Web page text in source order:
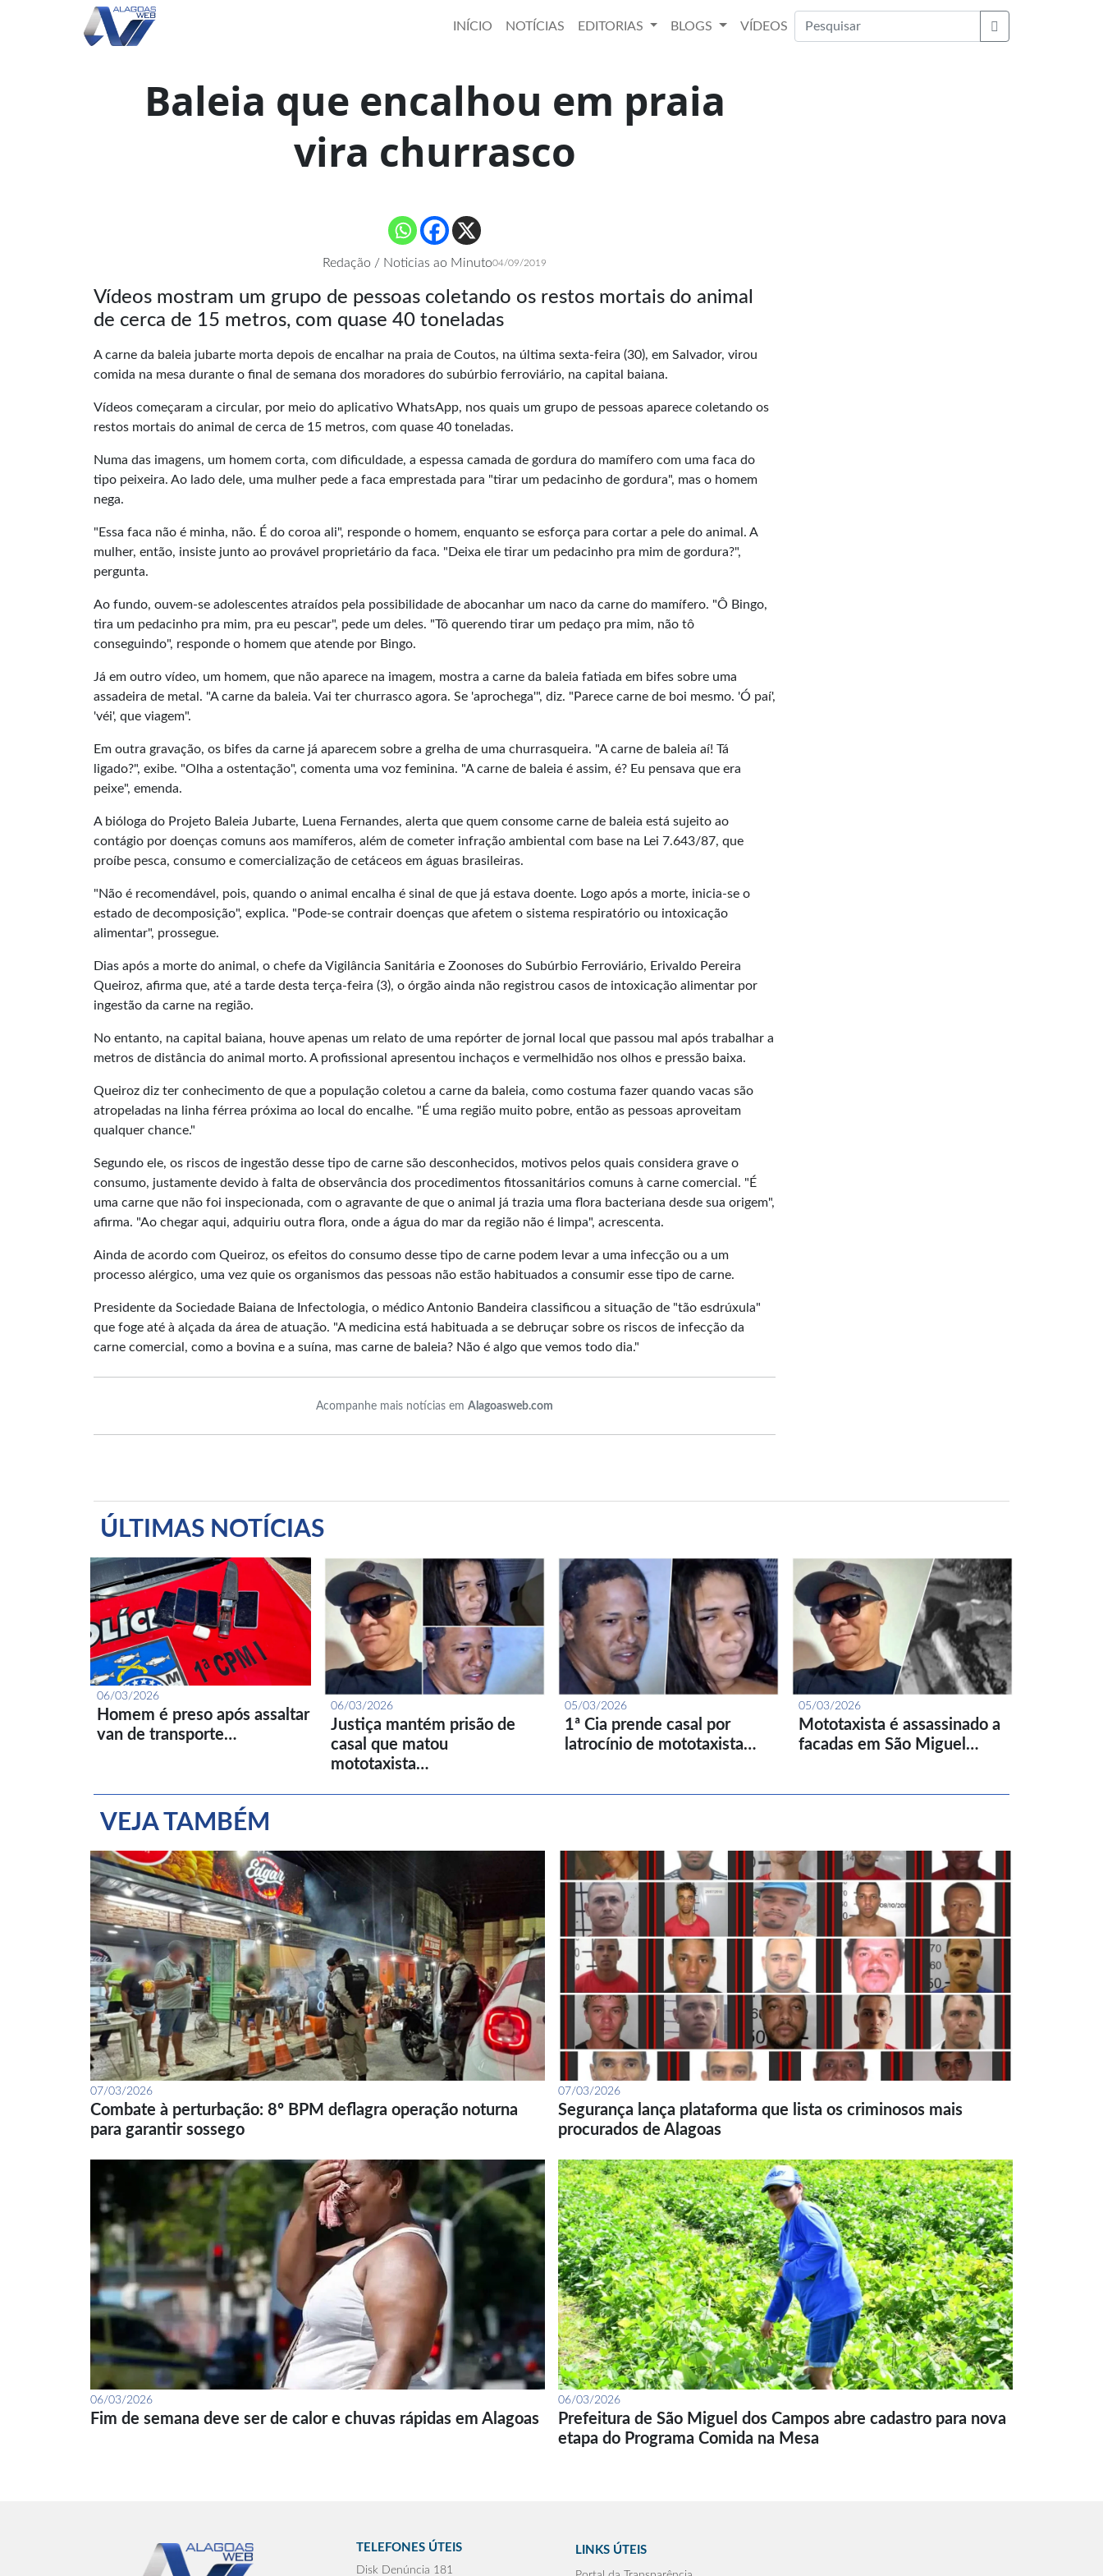
INÍCIO NOTÍCIAS EDITORIAS BLOGS
VÍDEOS
Buscar
Baleia que encalhou em praia
vira churrasco
Redação / Noticias ao Minuto04/09/2019
Vídeos mostram um grupo de pessoas coletando os restos mortais do animal
de cerca de 15 metros, com quase 40 toneladas
A carne da baleia jubarte morta depois de encalhar na praia de Coutos, na última sexta-feira (30), em Salvador, virou
comida na mesa durante o final de semana dos moradores do subúrbio ferroviário, na capital baiana.
Vídeos começaram a circular, por meio do aplicativo WhatsApp, nos quais um grupo de pessoas aparece coletando os
restos mortais do animal de cerca de 15 metros, com quase 40 toneladas.
Numa das imagens, um homem corta, com dificuldade, a espessa camada de gordura do mamífero com uma faca do
tipo peixeira. Ao lado dele, uma mulher pede a faca emprestada para "tirar um pedacinho de gordura", mas o homem
nega.
"Essa faca não é minha, não. É do coroa ali", responde o homem, enquanto se esforça para cortar a pele do animal. A
mulher, então, insiste junto ao provável proprietário da faca. "Deixa ele tirar um pedacinho pra mim de gordura?",
pergunta.
Ao fundo, ouvem-se adolescentes atraídos pela possibilidade de abocanhar um naco da carne do mamífero. "Ô Bingo,
tira um pedacinho pra mim, pra eu pescar", pede um deles. "Tô querendo tirar um pedaço pra mim, não tô
conseguindo", responde o homem que atende por Bingo.
Já em outro vídeo, um homem, que não aparece na imagem, mostra a carne da baleia fatiada em bifes sobre uma
assadeira de metal. "A carne da baleia. Vai ter churrasco agora. Se 'aprochega'", diz. "Parece carne de boi mesmo. 'Ó paí',
'véi', que viagem".
Em outra gravação, os bifes da carne já aparecem sobre a grelha de uma churrasqueira. "A carne de baleia aí! Tá
ligado?", exibe. "Olha a ostentação", comenta uma voz feminina. "A carne de baleia é assim, é? Eu pensava que era
peixe", emenda.
A bióloga do Projeto Baleia Jubarte, Luena Fernandes, alerta que quem consome carne de baleia está sujeito ao
contágio por doenças comuns aos mamíferos, além de cometer infração ambiental com base na Lei 7.643/87, que
proíbe pesca, consumo e comercialização de cetáceos em águas brasileiras.
"Não é recomendável, pois, quando o animal encalha é sinal de que já estava doente. Logo após a morte, inicia-se o
estado de decomposição", explica. "Pode-se contrair doenças que afetem o sistema respiratório ou intoxicação
alimentar", prossegue.
Dias após a morte do animal, o chefe da Vigilância Sanitária e Zoonoses do Subúrbio Ferroviário, Erivaldo Pereira
Queiroz, afirma que, até a tarde desta terça-feira (3), o órgão ainda não registrou casos de intoxicação alimentar por
ingestão da carne na região.
No entanto, na capital baiana, houve apenas um relato de uma repórter de jornal local que passou mal após trabalhar a
metros de distância do animal morto. A profissional apresentou inchaços e vermelhidão nos olhos e pressão baixa.
Queiroz diz ter conhecimento de que a população coletou a carne da baleia, como costuma fazer quando vacas são
atropeladas na linha férrea próxima ao local do encalhe. "É uma região muito pobre, então as pessoas aproveitam
qualquer chance."
Segundo ele, os riscos de ingestão desse tipo de carne são desconhecidos, motivos pelos quais considera grave o
consumo, justamente devido à falta de observância dos procedimentos fitossanitários comuns à carne comercial. "É
uma carne que não foi inspecionada, com o agravante de que o animal já trazia uma flora bacteriana desde sua origem",
afirma. "Ao chegar aqui, adquiriu outra flora, onde a água do mar da região não é limpa", acrescenta.
Ainda de acordo com Queiroz, os efeitos do consumo desse tipo de carne podem levar a uma infecção ou a um
processo alérgico, uma vez quie os organismos das pessoas não estão habituados a consumir esse tipo de carne.
Presidente da Sociedade Baiana de Infectologia, o médico Antonio Bandeira classificou a situação de "tão esdrúxula"
que foge até à alçada da área de atuação. "A medicina está habituada a se debruçar sobre os riscos de infecção da
carne comercial, como a bovina e a suína, mas carne de baleia? Não é algo que vemos todo dia."
Acompanhe mais notícias em Alagoasweb.com
ÚLTIMAS NOTÍCIAS
06/03/2026
Homem é preso após assaltar
van de transporte…
06/03/2026
Justiça mantém prisão de
casal que matou
mototaxista…
05/03/2026
1ª Cia prende casal por
latrocínio de mototaxista…
05/03/2026
Mototaxista é assassinado a
facadas em São Miguel…
VEJA TAMBÉM
07/03/2026
Combate à perturbação: 8º BPM deflagra operação noturna
para garantir sossego
07/03/2026
Segurança lança plataforma que lista os criminosos mais
procurados de Alagoas
06/03/2026
Fim de semana deve ser de calor e chuvas rápidas em Alagoas
06/03/2026
Prefeitura de São Miguel dos Campos abre cadastro para nova
etapa do Programa Comida na Mesa
TELEFONES ÚTEIS
Disk Denúncia 181
LINKS ÚTEIS